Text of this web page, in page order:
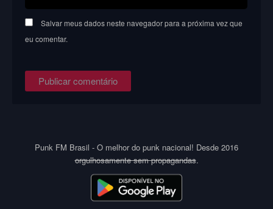
Salvar meus dados neste navegador para a próxima vez que
eu comentar.
Punk FM Brasil - O melhor do punk nacional! Desde 2016
orgulhosamente sem propagandas.